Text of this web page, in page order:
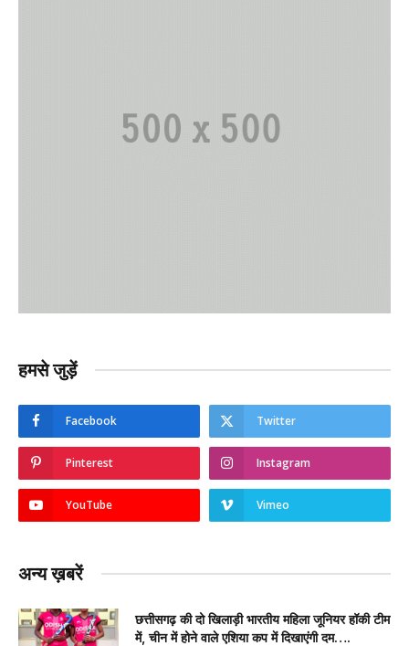
हमसे जुड़ें
Facebook Twitter
Pinterest Instagram
YouTube Vimeo
अन्य ख़बरें
छत्तीसगढ़ की दो खिलाड़ी भारतीय महिला जूनियर हॉकी टीम
में, चीन में होने वाले एशिया कप में दिखाएंगी दम….